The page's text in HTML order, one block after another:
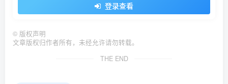
登录查看
© 版权声明
文章版权归作者所有，未经允许请勿转载。
THE END